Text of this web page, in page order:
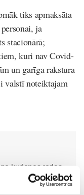
tiks apmaksāta
ja
stacionārā;
kuri nav Covid-
un garīga rakstura
valstī noteiktajam